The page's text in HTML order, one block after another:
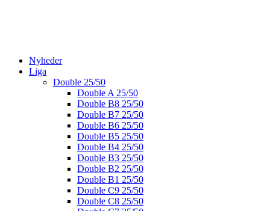
Nyheder
Liga
Double 25/50
Double A 25/50
Double B8 25/50
Double B7 25/50
Double B6 25/50
Double B5 25/50
Double B4 25/50
Double B3 25/50
Double B2 25/50
Double B1 25/50
Double C9 25/50
Double C8 25/50